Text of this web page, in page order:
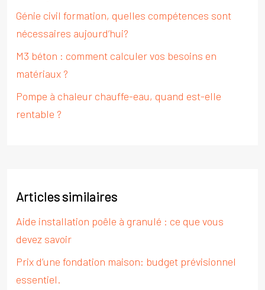
Génie civil formation, quelles compétences sont
nécessaires aujourd’hui?
M3 béton : comment calculer vos besoins en
matériaux ?
Pompe à chaleur chauffe-eau, quand est-elle
rentable ?
Articles similaires
Aide installation poêle à granulé : ce que vous
devez savoir
Prix d’une fondation maison: budget prévisionnel
essentiel.